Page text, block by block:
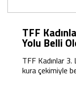
TFF
Yolu Belli
TFF Kadınlar
kura çekimiyle